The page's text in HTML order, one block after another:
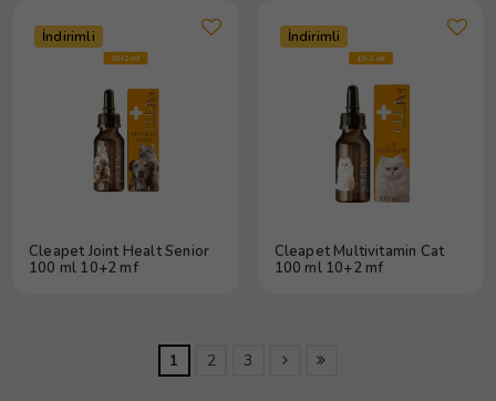
İndirimli
Cleapet Joint Healt Senior
100 ml 10+2 mf
İndirimli
Cleapet Multivitamin Cat
100 ml 10+2 mf
1 2 3